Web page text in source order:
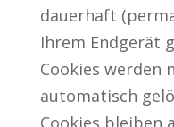
dauerhaft
Ihrem Endgerät
Cookies werden
automatisch
Cookies bleiben